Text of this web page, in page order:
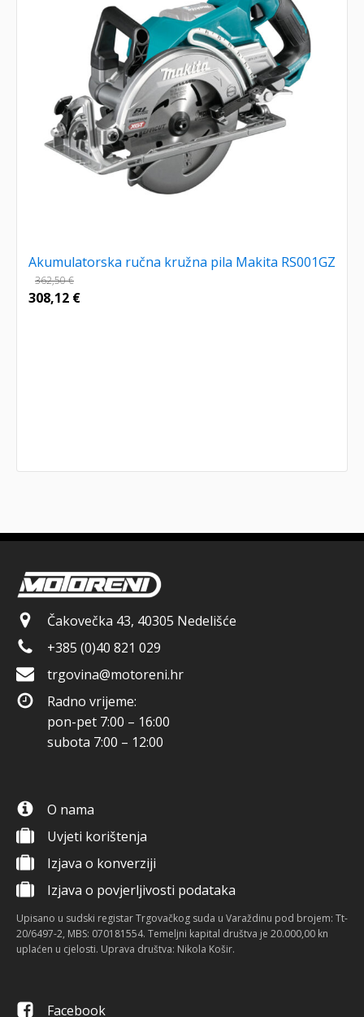
Akumulatorska ručna kružna pila Makita RS001GZ
362,50€
308,12 €
Čakovečka 43, 40305 Nedelišće
+385 (0)40 821 029
trgovina@motoreni.hr
Radno vrijeme:
pon-pet 7:00 – 16:00
subota 7:00 – 12:00
O nama
Uvjeti korištenja
Izjava o konverziji
Izjava o povjerljivosti podataka
Upisano u sudski registar Trgovačkog suda u Varaždinu pod brojem: Tt-
20/6497-2, MBS: 070181554. Temeljni kapital društva je 20.000,00 kn
uplaćen u cjelosti. Uprava društva: Nikola Košir.
Facebook